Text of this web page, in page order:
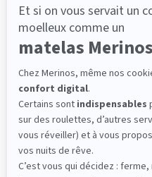
Livraison gratuite
Marque Française
101 nuits d'essai*